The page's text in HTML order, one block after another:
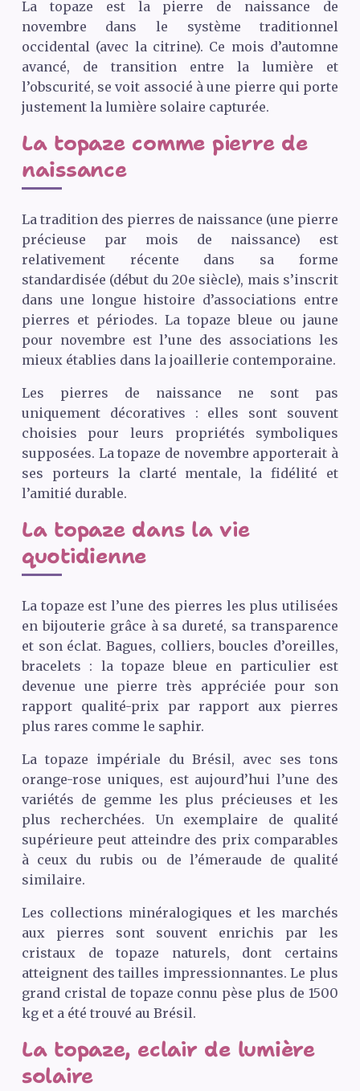
La topaze est la pierre de naissance de
novembre dans le système traditionnel
occidental (avec la citrine). Ce mois d’automne
avancé, de transition entre la lumière et
l’obscurité, se voit associé à une pierre qui porte
justement la lumière solaire capturée.
La topaze comme pierre de
naissance
La tradition des pierres de naissance (une pierre
précieuse par mois de naissance) est
relativement récente dans sa forme
standardisée (début du 20e siècle), mais s’inscrit
dans une longue histoire d’associations entre
pierres et périodes. La topaze bleue ou jaune
pour novembre est l’une des associations les
mieux établies dans la joaillerie contemporaine.
Les pierres de naissance ne sont pas
uniquement décoratives : elles sont souvent
choisies pour leurs propriétés symboliques
supposées. La topaze de novembre apporterait à
ses porteurs la clarté mentale, la fidélité et
l’amitié durable.
La topaze dans la vie
quotidienne
La topaze est l’une des pierres les plus utilisées
en bijouterie grâce à sa dureté, sa transparence
et son éclat. Bagues, colliers, boucles d’oreilles,
bracelets : la topaze bleue en particulier est
devenue une pierre très appréciée pour son
rapport qualité-prix par rapport aux pierres
plus rares comme le saphir.
La topaze impériale du Brésil, avec ses tons
orange-rose uniques, est aujourd’hui l’une des
variétés de gemme les plus précieuses et les
plus recherchées. Un exemplaire de qualité
supérieure peut atteindre des prix comparables
à ceux du rubis ou de l’émeraude de qualité
similaire.
Les collections minéralogiques et les marchés
aux pierres sont souvent enrichis par les
cristaux de topaze naturels, dont certains
atteignent des tailles impressionnantes. Le plus
grand cristal de topaze connu pèse plus de 1500
kg et a été trouvé au Brésil.
La topaze, eclair de lumière
solaire